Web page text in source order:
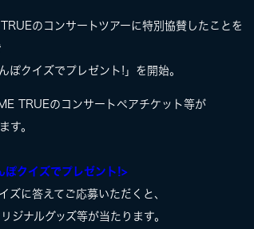
のコンサートツアーに特別協賛したことを
ぽクイズでプレゼント!」を開始。
TRUEのコンサートペアチケット等が
す。
ぽクイズでプレゼント!>
に答えてご応募いただくと、
ジナルグッズ等が当たります。